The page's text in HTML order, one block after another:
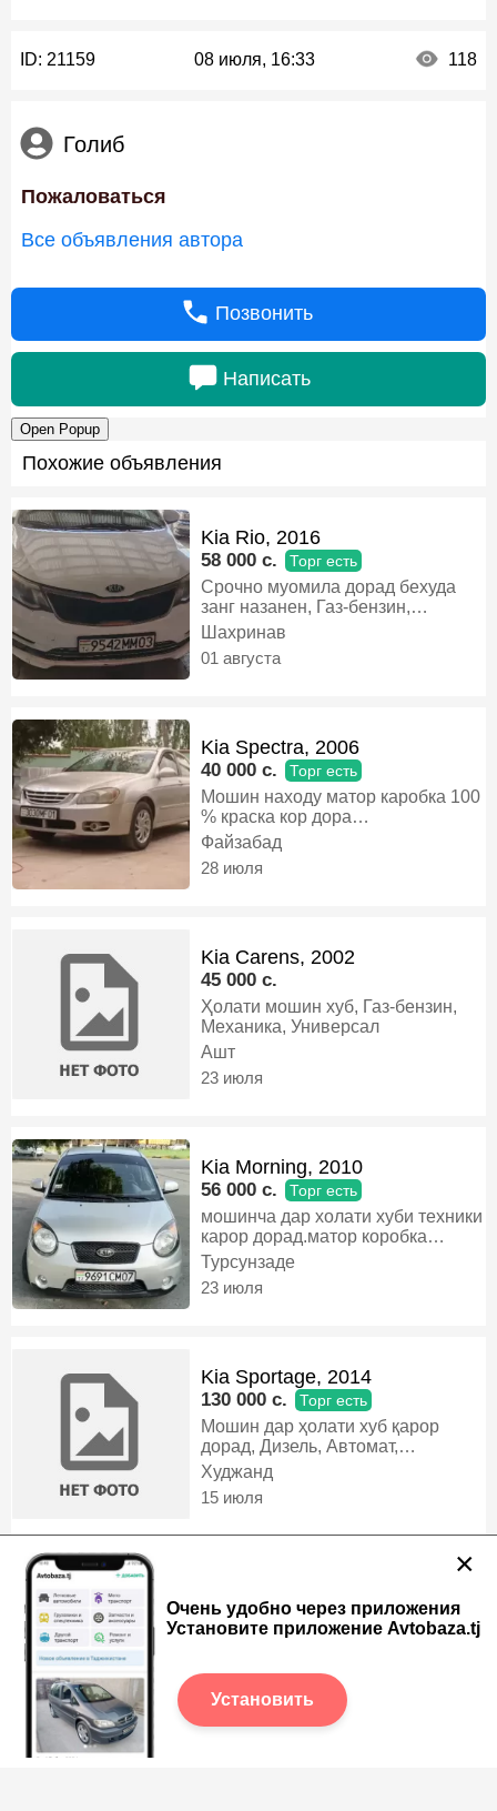
ID: 21159 08 июля, 16:33 118
Голиб
Пожаловаться
Все объявления автора
Позвонить
Написать
Open Popup
×
Очень удобно через приложения
Установите приложение Avtobaza.tj
Установить
Похожие объявления
Kia Rio, 2016
58 000 c. Торг есть
Срочно муомила дорад бехуда
занг назанен, Газ-бензин,
Автомат, Седан
Шахринав
01 августа
Kia Spectra, 2006
40 000 c. Торг есть
Мошин находу матор каробка 100
% краска кор дора
аматизатороша алиш кардан
алиш хаст пешниход кнен,
Файзабад
28 июля
Kia Carens, 2002
45 000 c.
Ҳолати мошин хуб, Газ-бензин,
Механика, Универсал
Ашт
23 июля
Kia Morning, 2010
56 000 c. Торг есть
мошинча дар холати хуби техники
карор дорад.матор коробка
гарантияш кати хадавой гарантия
, 4 диска балон нав, 4 дар электро
пакет , обогрев сидений Дора ,
срочна фрухта мешава хучатош
то охири ноября💯, Газ-бензин,
Автомат, Хэтчбек
Турсунзаде
23 июля
Kia Sportage, 2014
130 000 c. Торг есть
Мошин дар ҳолати хуб қарор
дорад, Дизель, Автомат,
Кроссовер
Худжанд
15 июля
15 000 c.
, Бензин, Механика,
15 июля